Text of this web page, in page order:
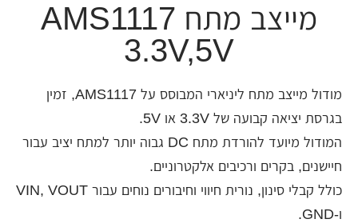
מייצב מתח AMS1117
3.3V,5V
מודול מייצב מתח ליניארי המבוסס על AMS1117, זמין
בגרסת יציאה קבועה של 3.3V או 5V.
המודול מיועד להורדת מתח DC גבוה יותר למתח יציב עבור
חיישנים, בקרים ורכיבים אלקטרוניים.
כולל קבלי סינון, נורית חיווי וחיבורים נוחים עבור VIN, VOUT
ו-GND.